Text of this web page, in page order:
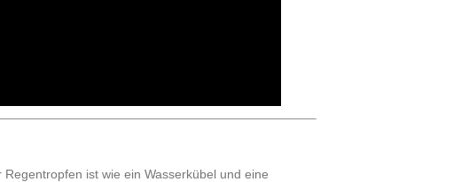
ist wie ein Wasserkübel und eine